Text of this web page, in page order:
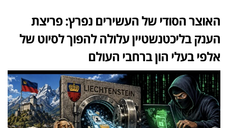
האוצר הסודי של העשירים נפרץ: פריצת
הענק בליכטנשטיין עלולה להפוך לסיוט של
אלפי בעלי הון ברחבי העולם